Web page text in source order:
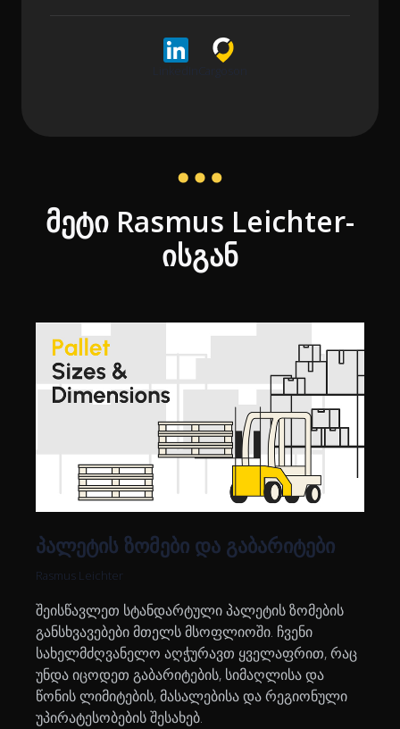
მეტი Rasmus Leichter-
ისგან
პალეტის ზომები და გაბარიტები
Rasmus Leichter
შეისწავლეთ სტანდარტული პალეტის ზომების
განსხვავებები მთელს მსოფლიოში. ჩვენი
სახელმძღვანელო აღჭურავთ ყველაფრით, რაც
უნდა იცოდეთ გაბარიტების, სიმაღლისა და
წონის ლიმიტების, მასალებისა და რეგიონული
უპირატესობების შესახებ.